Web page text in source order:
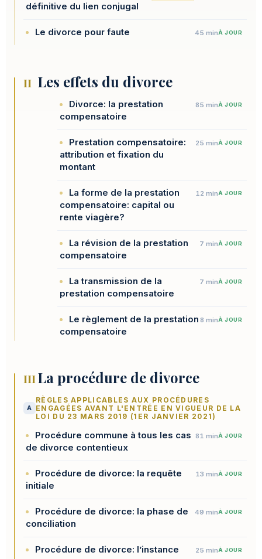
définitive du lien conjugal
Le divorce pour faute 45 minÀ JOUR
II Les effets du divorce
Divorce: la prestation
compensatoire
85 minÀ JOUR
Prestation compensatoire:
attribution et fixation du
montant
25 minÀ JOUR
La forme de la prestation
compensatoire: capital ou
rente viagère?
12 minÀ JOUR
La révision de la prestation
compensatoire
7 minÀ JOUR
La transmission de la
prestation compensatoire
7 minÀ JOUR
Le règlement de la prestation
compensatoire
8 minÀ JOUR
IIILa procédure de divorce
A
RÈGLES APPLICABLES AUX PROCÉDURES
ENGAGÉES AVANT L'ENTRÉE EN VIGUEUR DE LA
LOI DU 23 MARS 2019 (1ER JANVIER 2021)
Procédure commune à tous les cas
de divorce contentieux
81 minÀ JOUR
Procédure de divorce: la requête
initiale
13 minÀ JOUR
Procédure de divorce: la phase de
conciliation
49 minÀ JOUR
Procédure de divorce: l’instance 25 minÀ JOUR